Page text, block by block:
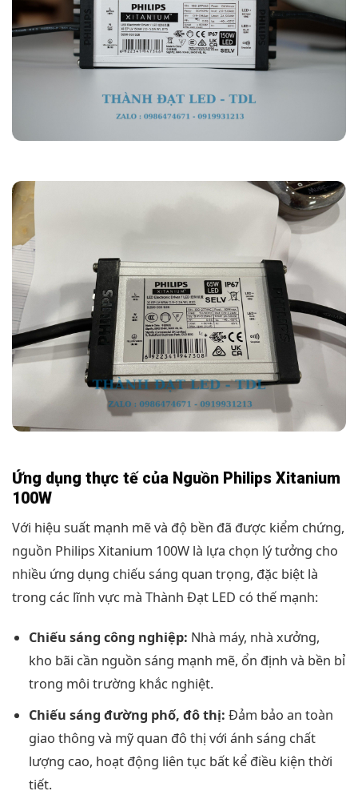
Ứng dụng thực tế của Nguồn Philips Xitanium
100W
Với hiệu suất mạnh mẽ và độ bền đã được kiểm chứng,
nguồn Philips Xitanium 100W là lựa chọn lý tưởng cho
nhiều ứng dụng chiếu sáng quan trọng, đặc biệt là
trong các lĩnh vực mà Thành Đạt LED có thế mạnh:
Chiếu sáng công nghiệp: Nhà máy, nhà xưởng,
kho bãi cần nguồn sáng mạnh mẽ, ổn định và bền bỉ
trong môi trường khắc nghiệt.
Chiếu sáng đường phố, đô thị: Đảm bảo an toàn
giao thông và mỹ quan đô thị với ánh sáng chất
lượng cao, hoạt động liên tục bất kể điều kiện thời
tiết.